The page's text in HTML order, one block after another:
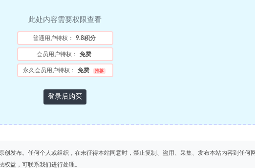
此处内容需要权限查看
普通用户特权： 9.8积分
会员用户特权： 免费
永久会员用户特权： 免费 推荐
登录后购买
发布。任何个人或组织，在未征得本站同意时，禁止复制、盗用、采集、发布本站内容到任何网
益，可联系我们进行处理。